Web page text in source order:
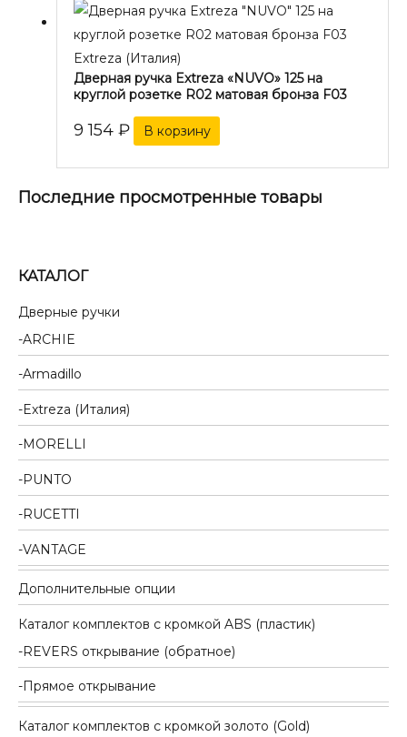
КАТАЛОГ
Дверные ручки
ARCHIE
Armadillo
Extreza (Италия)
MORELLI
PUNTO
RUCETTI
VANTAGE
Дополнительные опции
Каталог комплектов c кромкой ABS (пластик)
REVERS открывание (обратное)
Прямое открывание
Каталог комплектов c кромкой золото (Gold)
Extreza (Италия)
Дверная ручка Extreza «NUVO» 125 на
круглой розетке R02 матовая бронза F03
9 154 ₽ В корзину
Последние просмотренные товары